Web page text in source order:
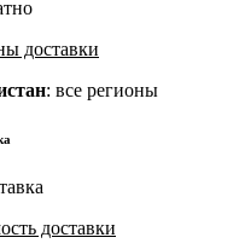
доставки
: все регионы
доставки